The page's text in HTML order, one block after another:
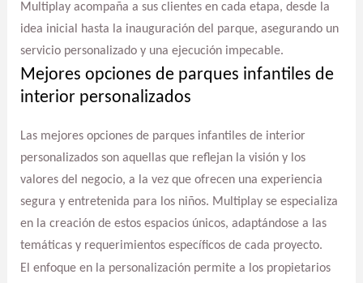
Multiplay acompaña a sus clientes en cada etapa, desde la
idea inicial hasta la inauguración del parque, asegurando un
servicio personalizado y una ejecución impecable.
Mejores opciones de parques infantiles de
interior personalizados
Las mejores opciones de parques infantiles de interior
personalizados son aquellas que reflejan la visión y los
valores del negocio, a la vez que ofrecen una experiencia
segura y entretenida para los niños. Multiplay se especializa
en la creación de estos espacios únicos, adaptándose a las
temáticas y requerimientos específicos de cada proyecto.
El enfoque en la personalización permite a los propietarios